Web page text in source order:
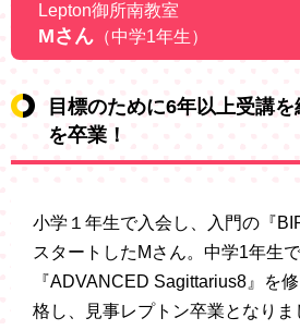
Lepton御所南教室
Mさん （中学1年生）
目標のために6年以上受講
を卒業！
小学１年生で入会し、入門の『
スタートしたMさん。中学1年生
『ADVANCED Sagittarius8』を
格し、見事レプトン卒業となりま